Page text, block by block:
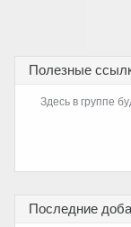
Полезные
Здесь в группе
Последние